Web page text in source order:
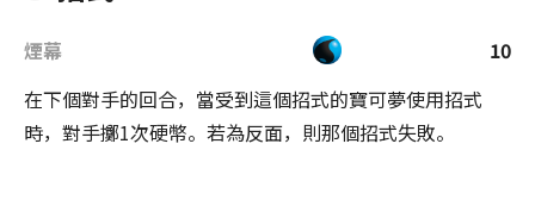
煙幕
10
在下個對手的回合，當受到這個招式的寶可夢使用招式
時，對手擲1次硬幣。若為反面，則那個招式失敗。